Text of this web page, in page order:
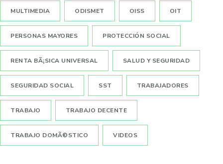
MULTIMEDIA ODISMET OISS OIT
PERSONAS MAYORES PROTECCIÓN SOCIAL
RENTA BÃ¡SICA UNIVERSAL SALUD Y SEGURIDAD
SEGURIDAD SOCIAL SST TRABAJADORES
TRABAJO TRABAJO DECENTE
TRABAJO DOMÃ©STICO VIDEOS